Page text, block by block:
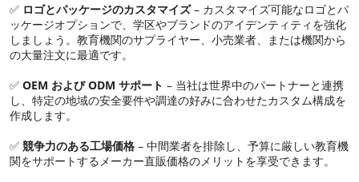
✅ ロゴとパッケージのカスタマイズ– カスタマイズ可能なロゴとパ
ッケージオプションで、学区やブランドのアイデンティティを強化
しましょう。教育機関のサプライヤー、小売業者、または機関から
の大量注文に最適です。
✅ OEM および ODM サポート – 当社は世界中のパートナーと連携
し、特定の地域の安全要件や調達の好みに合わせたカスタム構成を
作成します。
✅ 競争力のある工場価格 – 中間業者を排除し、予算に厳しい教育機
関をサポートするメーカー直販価格のメリットを享受できます。